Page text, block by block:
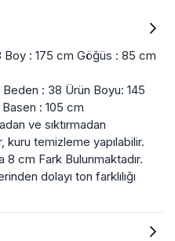
Boy : 175 cm Göğüs : 85 cm
Beden : 38 Ürün Boyu: 145
: 105 cm
ve sıktırmadan
kuru temizleme yapılabilir.
8 cm Fark Bulunmaktadır.
dolayı ton farklılığı